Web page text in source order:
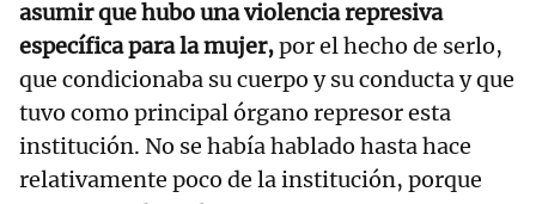
asumir que hubo una violencia represiva
específica para la mujer,por el hecho de serlo,
que condicionaba su cuerpo y su conducta y que
tuvo como principal órgano represor esta
institución. No se había hablado hasta hace
relativamente poco de la institución, porque